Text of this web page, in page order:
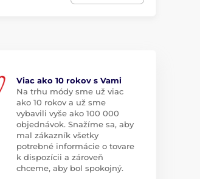
Viac ako 10 rokov s Vami
Na trhu módy sme už viac
ako 10 rokov a už sme
vybavili vyše ako 100 000
objednávok. Snažíme sa, aby
mal zákazník všetky
potrebné informácie o tovare
k dispozícii a zároveň
chceme, aby bol spokojný.